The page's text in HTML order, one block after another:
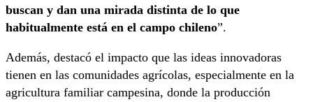
buscan y dan una mirada distinta de lo que
habitualmente está en el campo chileno”.
Además, destacó el impacto que las ideas innovadoras
tienen en las comunidades agrícolas, especialmente en la
agricultura familiar campesina, donde la producción